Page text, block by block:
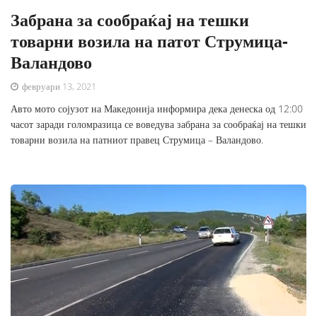
Забрана за сообраќај на тешки
товарни возила на патот Струмица-
Валандово
февруари 13, 2021
Авто мото сојузот на Македонија информира дека денеска од 12:00
часот заради голомразица се воведува забрана за сообраќај на тешки
товарни возила на патниот правец Струмица – Валандово.